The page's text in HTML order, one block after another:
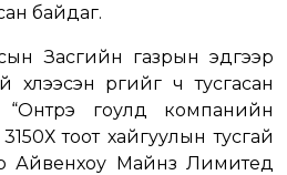
байдаг.
Засгийн газрын эдгээр
үүргийг ч тусгасан
гоулд компанийн
тоот хайгуулын тусгай
Айвенхоу Майнз Лимитед